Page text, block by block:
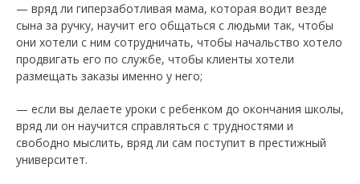
— вряд ли гиперзаботливая мама, которая водит везде
сына за ручку, научит его общаться с людьми так, чтобы
они хотели с ним сотрудничать, чтобы начальство хотело
продвигать его по службе, чтобы клиенты хотели
размещать заказы именно у него;
— если вы делаете уроки с ребенком до окончания школы,
вряд ли он научится справляться с трудностями и
свободно мыслить, вряд ли сам поступит в престижный
университет.